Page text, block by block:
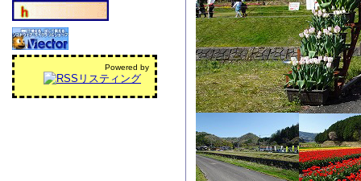
Powered by